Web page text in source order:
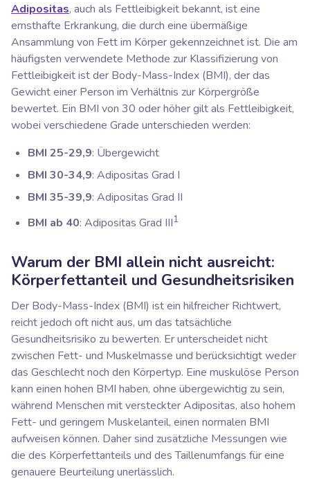
Adipositas, auch als Fettleibigkeit bekannt, ist eine
ernsthafte Erkrankung, die durch eine übermäßige
Ansammlung von Fett im Körper gekennzeichnet ist. Die am
häufigsten verwendete Methode zur Klassifizierung von
Fettleibigkeit ist der Body-Mass-Index (BMI), der das
Gewicht einer Person im Verhältnis zur Körpergröße
bewertet. Ein BMI von 30 oder höher gilt als Fettleibigkeit,
wobei verschiedene Grade unterschieden werden:
BMI 25-29,9: Übergewicht
BMI 30-34,9: Adipositas Grad I
BMI 35-39,9: Adipositas Grad II
BMI ab 40: Adipositas Grad III1
Warum der BMI allein nicht ausreicht:
Körperfettanteil und Gesundheitsrisiken
Der Body-Mass-Index (BMI) ist ein hilfreicher Richtwert,
reicht jedoch oft nicht aus, um das tatsächliche
Gesundheitsrisiko zu bewerten. Er unterscheidet nicht
zwischen Fett- und Muskelmasse und berücksichtigt weder
das Geschlecht noch den Körpertyp. Eine muskulöse Person
kann einen hohen BMI haben, ohne übergewichtig zu sein,
während Menschen mit versteckter Adipositas, also hohem
Fett- und geringem Muskelanteil, einen normalen BMI
aufweisen können. Daher sind zusätzliche Messungen wie
die des Körperfettanteils und des Taillenumfangs für eine
genauere Beurteilung unerlässlich.